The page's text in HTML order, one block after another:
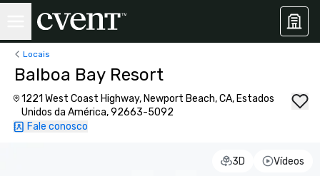
Locais
Balboa Bay Resort
1221 West Coast Highway, Newport Beach, CA, Estados
Unidos da América, 92663-5092
Fale conosco
3D Vídeos